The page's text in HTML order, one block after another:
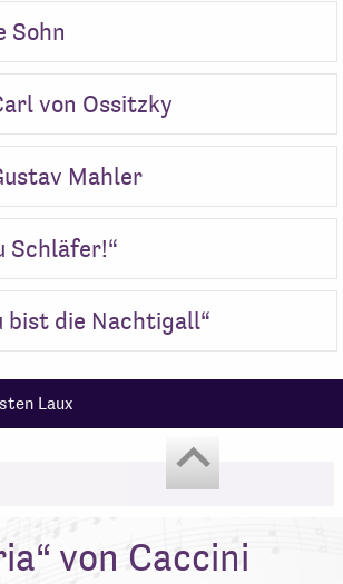
Sohn
von Ossitzky
Mahler
Schläfer!“
bist die Nachtigall“
Laux
von Caccini